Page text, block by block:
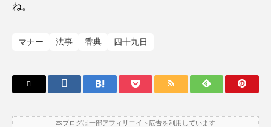
ね。
マナー 法事 香典 四十九日
本ブログは一部アフィリエイト広告を利用しています